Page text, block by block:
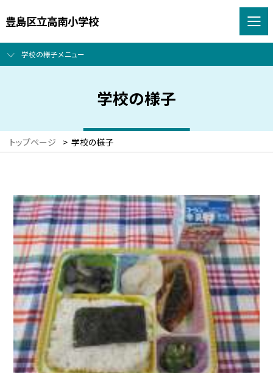
豊島区立高南小学校
学校の様子メニュー
学校の様子
トップページ > 学校の様子